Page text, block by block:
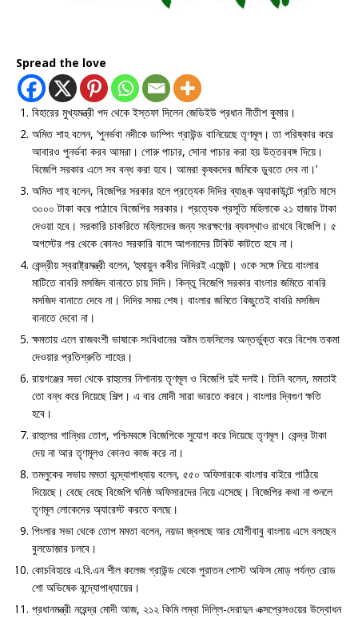
Spread the love
বিহারের মুখ্যমন্ত্রী পদ থেকে ইস্তফা দিলেন জেডিইউ প্রধান নীতীশ কুমার।
অমিত শাহ বলেন, ‘পুনর্ভবা নদীকে ডাম্পিং গ্রাউন্ড বানিয়েছে তৃণমূল। তা পরিষ্কার করে
আবারও পুনর্ভবা করব আমরা। গোরু পাচার, সোনা পাচার করা হয় উত্তরবঙ্গ দিয়ে।
বিজেপি সরকার এলে সব বন্ধ করা হবে। আমরা কৃষকদের জমিকে ডুবতে দেব না।’
অমিত শাহ বলেন, বিজেপির সরকার হলে প্রত্যেক দিদির ব্যাঙ্ক অ্যাকাউন্টে প্রতি মাসে
৩০০০ টাকা করে পাঠাবে বিজেপির সরকার। প্রত্যেক প্রসূতি মহিলাকে ২১ হাজার টাকা
দেওয়া হবে। সরকারি চাকরিতে মহিলাদের জন্য সংরক্ষণের ব্যবস্থাও রাখবে বিজেপি। ৫
অগস্টের পর থেকে কোনও সরকারি বাসে আপনাদের টিকিট কাটতে হবে না।
কেন্দ্রীয় স্বরাষ্ট্রমন্ত্রী বলেন, ‘হুমায়ুন কবীর দিদিরই এজেন্ট। ওকে সঙ্গে নিয়ে বাংলার
মাটিতে বাবরি মসজিদ বানাতে চায় দিদি। কিন্তু বিজেপি সরকার বাংলার জমিতে বাবরি
মসজিদ বানাতে দেবে না। দিদির সময় শেষ। বাংলার জমিতে কিছুতেই বাবরি মসজিদ
বানাতে দেবো না।
ক্ষমতায় এলে রাজবংশী ভাষাকে সংবিধানের অষ্টম তফসিলের অন্তর্ভুক্ত করে বিশেষ তকমা
দেওয়ার প্রতিশ্রুতি শাহের।
রায়গঞ্জের সভা থেকে রাহুলের নিশানায় তৃণমূল ও বিজেপি দুই দলই। তিনি বলেন, মমতাই
তো বন্ধ করে দিয়েছে শিল্প। এ বার মোদী সারা ভারতে করবে। বাংলার দ্বিগুণ ক্ষতি
হবে।
রাহুলের গান্ধির তোপ, পশ্চিমবঙ্গে বিজেপিকে সুযোগ করে দিয়েছে তৃণমূল। কেন্দ্র টাকা
দেয় না আর তৃণমূলও কোনও কাজ করে না।
তমলুকের সভায় মমতা বন্দ্যোপাধ্যায় বলেন, ৫৫০ অফিসারকে বাংলার বাইরে পাঠিয়ে
দিয়েছে। বেছে বেছে বিজেপি ঘনিষ্ঠ অফিসারদের নিয়ে এসেছে। বিজেপির কথা না শুনলে
তৃণমূল লোকেদের অ্যারেস্ট করতে বলছে।
পিংলার সভা থেকে তোপ মমতা বলেন, নয়ডা জ্বলছে আর যোগীবাবু বাংলায় এসে বলছেন
বুলডোজ়ার চলবে।
কোচবিহারে এ.বি.এন শীল কলেজ গ্রাউন্ড থেকে পুরাতন পোস্ট অফিস মোড় পর্যন্ত রোড
শো অভিষেক বন্দ্যোপাধ্যায়ের।
প্রধানমন্ত্রী নরেন্দ্র মোদী আজ, ২১২ কিমি লম্বা দিল্লি-দেরাদুন এক্সপ্রেসওয়ের উদ্বোধন